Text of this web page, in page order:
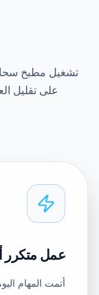
تشغيل مطبخ
على تقليل
عمل متكرر
أتمت المهام